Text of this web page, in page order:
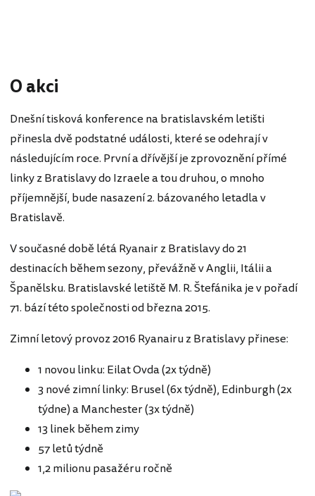
O akci
Dnešní tisková konference na bratislavském letišti
přinesla dvě podstatné události, které se odehrají v
následujícím roce. První a dřívější je zprovoznění přímé
linky z Bratislavy do Izraele a tou druhou, o mnoho
příjemnější, bude nasazení 2. bázovaného letadla v
Bratislavě.
V současné době létá Ryanair z Bratislavy do 21
destinacích během sezony, převážně v Anglii, Itálii a
Španělsku. Bratislavské letiště M. R. Štefánikaje v pořadí
71. bází této společnosti od března 2015.
Zimní letový provoz 2016 Ryanairu z Bratislavy přinese:
1 novou linku: Eilat Ovda (2x týdně)
3 nové zimní linky: Brusel (6x týdně), Edinburgh (2x
týdne) a Manchester (3x týdně)
13 linek během zimy
57 letů týdně
1,2 milionu pasažéru ročně